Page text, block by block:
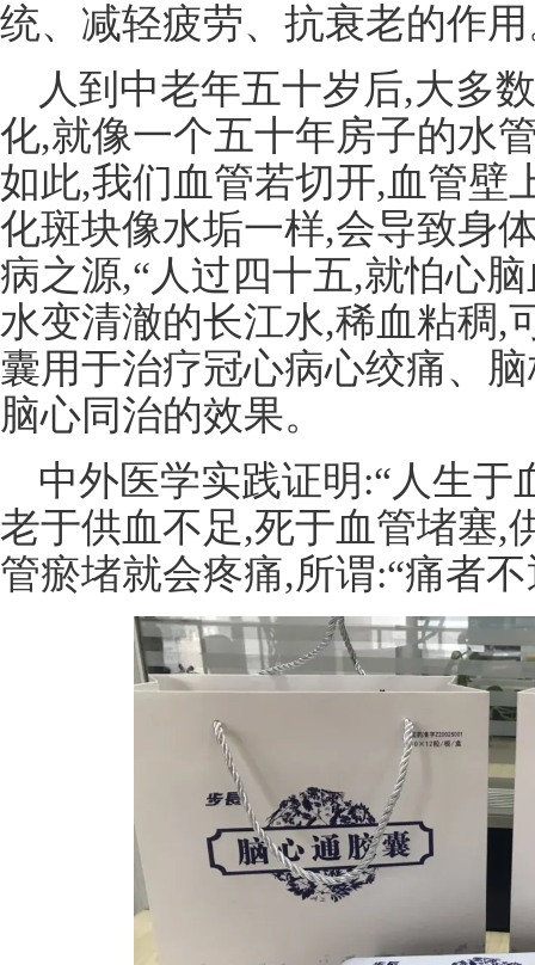
统、减轻疲劳、抗衰老的作
人到中老年五十岁后,大多
化,就像一个五十年房子的水
如此,我们血管若切开,血管壁
化斑块像水垢一样,会导致身
病之源,“人过四十五,就怕心
水变清澈的长江水,稀血粘稠,
囊用于治疗冠心病心绞痛、
脑心同治的效果。
中外医学实践证明:“人生
老于供血不足,死于血管堵塞,
管瘀堵就会疼痛,所谓:“痛者